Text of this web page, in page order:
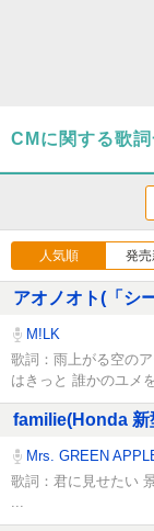
CMに関する歌
人気順 発売
アオノオト(「シ
M!LK
歌詞：雨上がる空の
はきっと 誰かのユメ
familie(Honda 新
Mrs. GREEN
歌詞：君に見せたい